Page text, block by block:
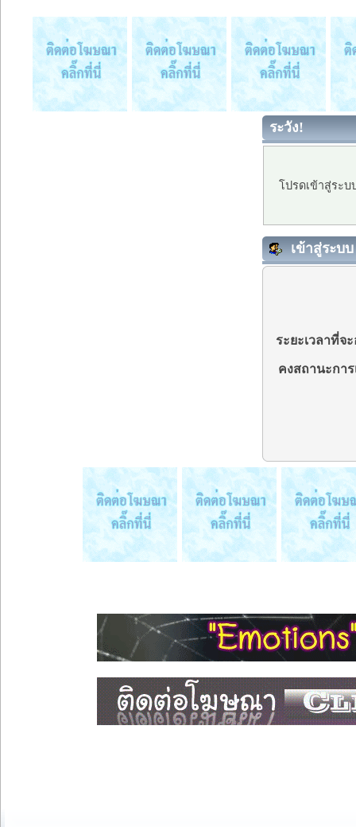
ระวัง!
โปรดเข้าสู่ระ
เข้าสู่ระบบ
ระยะเวลาที่จ
คงสถานะกา